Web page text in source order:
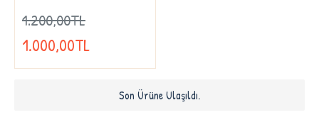
1.200,00TL
1.000,00TL
Son Ürüne Ulaşıldı.